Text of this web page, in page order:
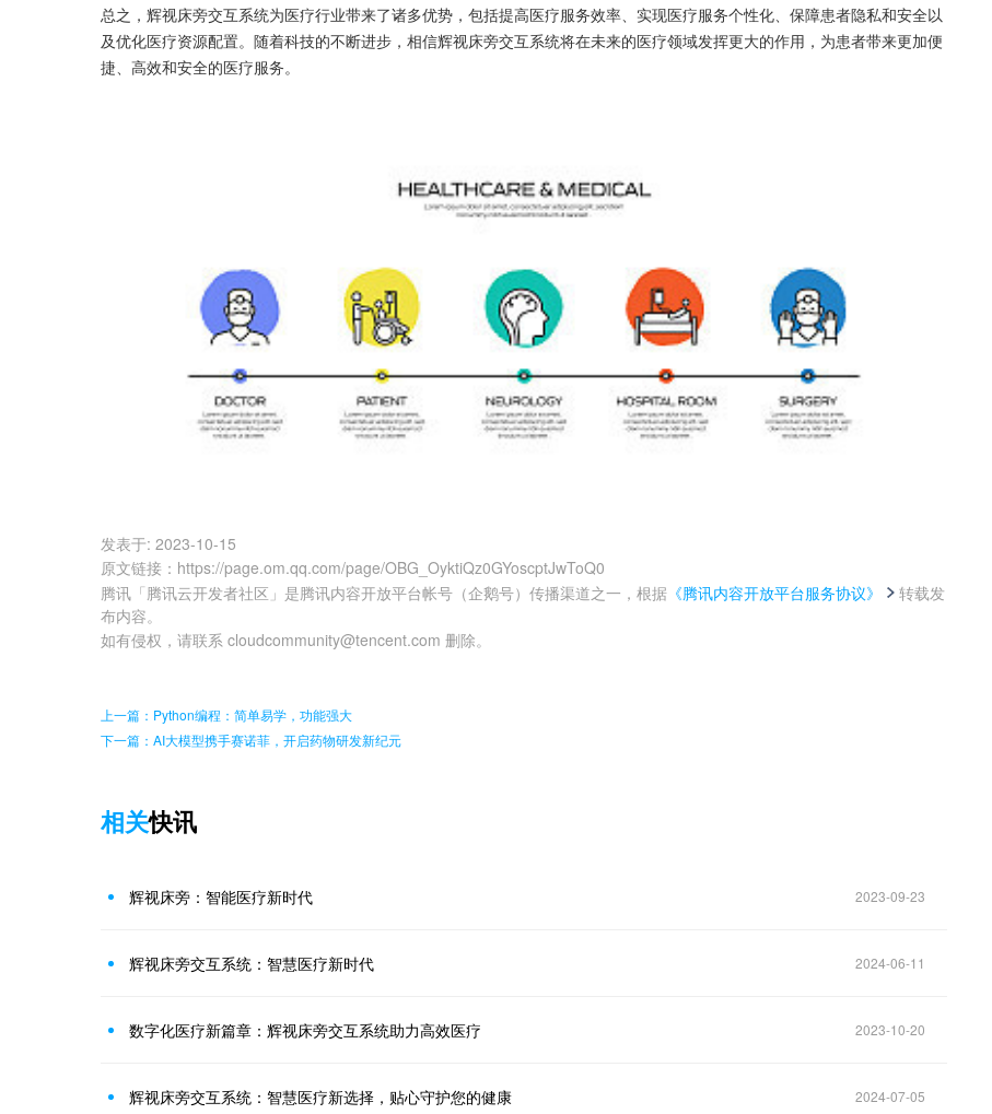
总之，辉视床旁交互系统为医疗行业带来了诸多优势，包括提高医疗服务效率、实现医疗服务个性化、保障患者隐私和安全以
及优化医疗资源配置。随着科技的不断进步，相信辉视床旁交互系统将在未来的医疗领域发挥更大的作用，为患者带来更加便
捷、高效和安全的医疗服务。
发表于: 2023-10-15
原文链接 ： https://page.om.qq.com/page/OBG_OyktiQz0GYoscptJwToQ0
腾讯「腾讯云开发者社区」是腾讯内容开放平台帐号（企鹅号）传播渠道之一，根据 《腾讯内容开放平台服务协议》
转载发
布内容。
如有侵权，请联系 cloudcommunity@tencent.com 删除。
上一篇：Python编程：简单易学，功能强大
下一篇：AI大模型携手赛诺菲，开启药物研发新纪元
相关快讯
辉视床旁：智能医疗新时代 2023-09-23
辉视床旁交互系统：智慧医疗新时代 2024-06-11
数字化医疗新篇章：辉视床旁交互系统助力高效医疗 2023-10-20
辉视床旁交互系统：智慧医疗新选择，贴心守护您的健康 2024-07-05